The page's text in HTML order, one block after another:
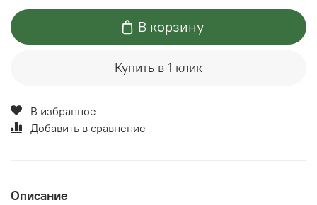
В корзину
Купить в 1 клик
В избранное
Добавить в сравнение
Описание